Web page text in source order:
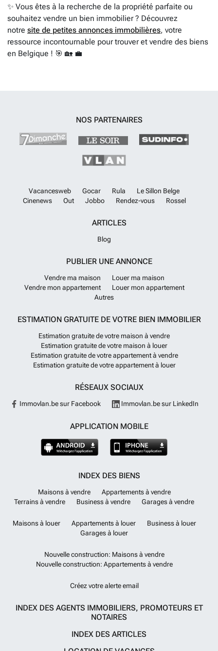
✨ Vous êtes à la recherche de la propriété parfaite ou
souhaitez vendre un bien immobilier ? Découvrez
notre site de petites annonces immobilières, votre
ressource incontournable pour trouver et vendre des biens
en Belgique ! 🎯 🏡 💼
NOS PARTENAIRES
Vacancesweb Gocar Rula
Le Sillon Belge
Cinenews
Out Jobbo Rendez-vous Rossel
ARTICLES
Blog
PUBLIER UNE ANNONCE
Vendre ma maison
Louer ma maison
Vendre mon appartement
Louer mon appartement
Autres
ESTIMATION GRATUITE DE VOTRE BIEN IMMOBILIER
Estimation gratuite de votre maison à vendre
Estimation gratuite de votre maison à louer
Estimation gratuite de votre appartement à vendre
Estimation gratuite de votre appartement à louer
RÉSEAUX SOCIAUX
Immovlan.be sur Facebook Immovlan.be sur LinkedIn
APPLICATION MOBILE
INDEX DES BIENS
Maisons à vendre
Appartements à vendre
Terrains à vendre
Business à vendre Garages à vendre
Maisons à louer Appartements à louer
Business à louer
Garages à louer
Nouvelle construction: Maisons à vendre
Nouvelle construction: Appartements à vendre
Créez votre alerte email
INDEX DES AGENTS IMMOBILIERS, PROMOTEURS ET
NOTAIRES
INDEX DES ARTICLES